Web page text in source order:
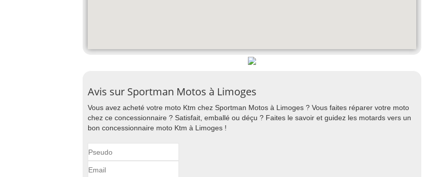
Avis sur Sportman Motos à Limoges
Vous avez acheté votre moto Ktm chez Sportman Motos à Limoges ? Vous faites réparer votre moto
chez ce concessionnaire ? Satisfait, emballé ou déçu ? Faites le savoir et guidez les motards vers un
bon concessionnaire moto Ktm à Limoges !